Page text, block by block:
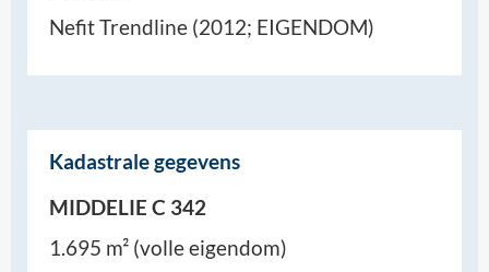
Nefit Trendline (2012; EIGENDOM)
Kadastrale gegevens
MIDDELIE C 342
1.695 m² (volle eigendom)